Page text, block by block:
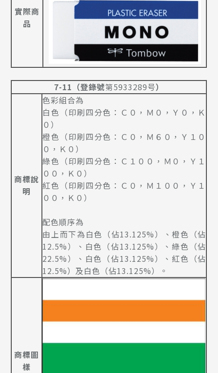
實際商
品
7-11 （登錄號第5933289号）
商標說
明
色彩組合為
白色（印刷四分色：Ｃ０，Ｍ０，Ｙ０，Ｋ
０）
橙色（印刷四分色：Ｃ０，Ｍ６０，Ｙ１０
０，Ｋ０）
綠色（印刷四分色：Ｃ１００，Ｍ０，Ｙ１
００，Ｋ０）
紅色（印刷四分色：Ｃ０，Ｍ１００，Ｙ１
００，Ｋ０）
配色順序為
由上而下為白色（佔13.125%）、橙色（佔
12.5%）、白色（佔13.125%）、綠色（佔
22.5%）、白色（佔13.125%）、紅色（佔
12.5%）及白色（佔13.125%）。
商標圖
樣